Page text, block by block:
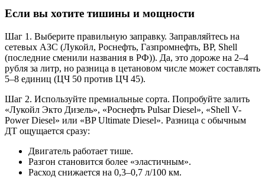
Если вы хотите тишины и мощности
Шаг 1. Выберите правильную заправку. Заправляйтесь на
сетевых АЗС (Лукойл, Роснефть, Газпромнефть, BP, Shell
(последние сменили названия в РФ)). Да, это дороже на 2–4
рубля за литр, но разница в цетановом числе может составлять
5–8 единиц (ЦЧ 50 против ЦЧ 45).
Шаг 2. Используйте премиальные сорта. Попробуйте залить
«Лукойл Экто Дизель», «Роснефть Pulsar Diesel», «Shell V-
Power Diesel» или «BP Ultimate Diesel». Разница с обычным
ДТ ощущается сразу:
Двигатель работает тише.
Разгон становится более «эластичным».
Расход снижается на 0,3–0,7 л/100 км.